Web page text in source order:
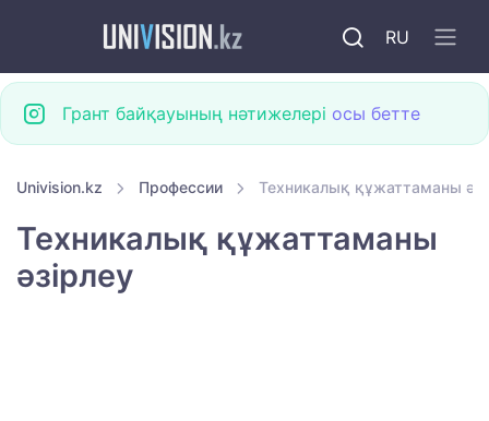
RU
Грант байқауының нәтижелері осы бетте
Univision.kz Профессии Техникалық құжаттаманы
Техникалық құжаттаманы
әзірлеу